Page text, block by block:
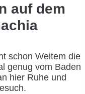
auf dem
schon Weitem die
genug vom Baden
hier Ruhe und